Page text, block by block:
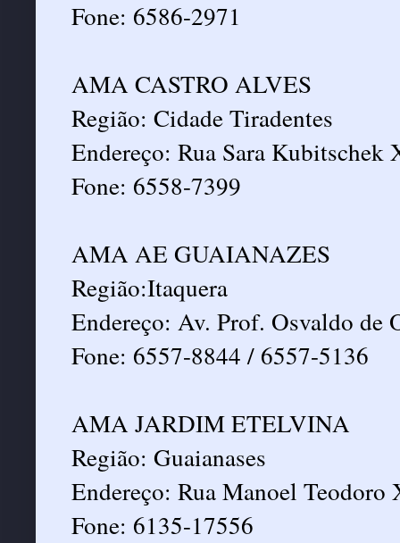
Fone: 6586-2971
AMA CASTRO ALVES
Região: Cidade Tiradentes
Endereço: Rua Sara Kubitschek
Fone: 6558-7399
AMA AE GUAIANAZES
Região:Itaquera
Endereço: Av. Prof. Osvaldo de
Fone: 6557-8844 / 6557-5136
AMA JARDIM ETELVINA
Região: Guaianases
Endereço: Rua Manoel Teodoro
Fone: 6135-17556